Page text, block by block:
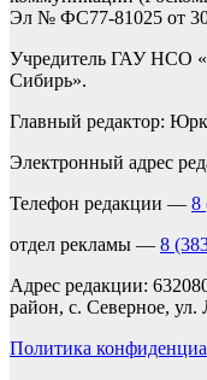
Эл № ФС77-81025 от
Учредитель ГАУ НСО
Сибирь».
Главный редактор:
Электронный адрес
Телефон редакции — 8
отдел рекламы — 8
Адрес редакции:
район, с. Северное, ул.
Политика